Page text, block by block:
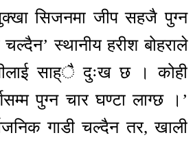
सिजनमा जीप सहजै पुग्न
स्थानीय हरीश बोहराले
साह्ै दुःख छ । कोही
पुग्न चार घण्टा लाग्छ ।’
गाडी चल्दैन तर, खाली